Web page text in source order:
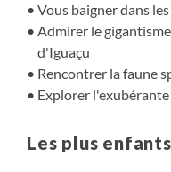
Vous baigner dans
Admirer le
d'Iguaçu
Rencontrer la faune
Explorer
Les plus enfants